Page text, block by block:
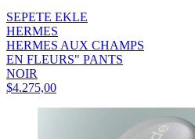
SEPETE EKLE
HERMES
HERMES AUX CHAMPS
EN FLEURS" PANTS
NOIR
$4.275,00